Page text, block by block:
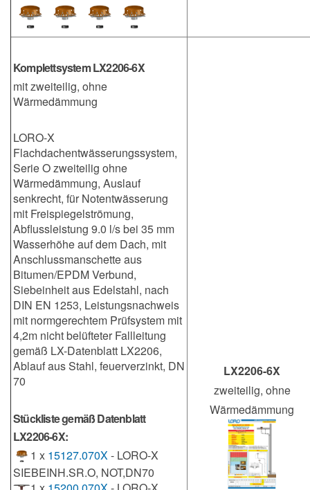
Komplettsystem LX2206-6X
mit zweiteilig, ohne
Wärmedämmung
LORO-X
Flachdachentwässerungssystem,
Serie O zweiteilig ohne
Wärmedämmung, Auslauf
senkrecht, für Notentwässerung
mit Freispiegelströmung,
Abflussleistung 9.0 l/s bei 35 mm
Wasserhöhe auf dem Dach, mit
Anschlussmanschette aus
Bitumen/EPDM Verbund,
Siebeinheit aus Edelstahl, nach
DIN EN 1253, Leistungsnachweis
mit normgerechtem Prüfsystem mit
4,2m nicht belüfteter Fallleitung
gemäß LX-Datenblatt LX2206,
Ablauf aus Stahl, feuerverzinkt, DN
70
Stückliste gemäß Datenblatt
LX2206-6X:
1 x 15127.070X- LORO-X
SIEBEINH.SR.O, NOT,DN70
LX2206-6X
zweiteilig, ohne
Wärmedämmung